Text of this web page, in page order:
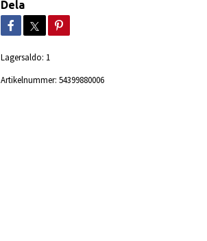
Dela
Lagersaldo: 1
Artikelnummer: 54399880006